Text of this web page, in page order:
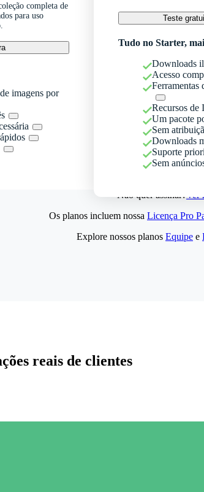
completa de
para uso
imagens por
Teste
Tudo no Starter,
Downloads
Acesso
Ferramentas
Recursos de
Um pacote
Sem
Downloads
Suporte
Sem
Não quer assinar?Ver
Os planos incluem nossa Licença Pro
Explore nossos planos Equipe e
reais de clientes